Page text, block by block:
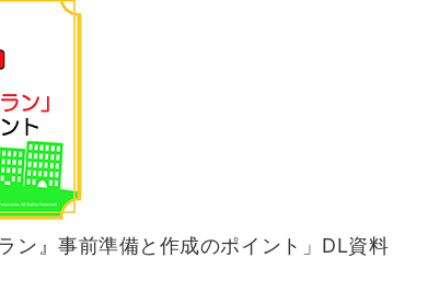
ン』事前準備と作成のポイント」DL資料